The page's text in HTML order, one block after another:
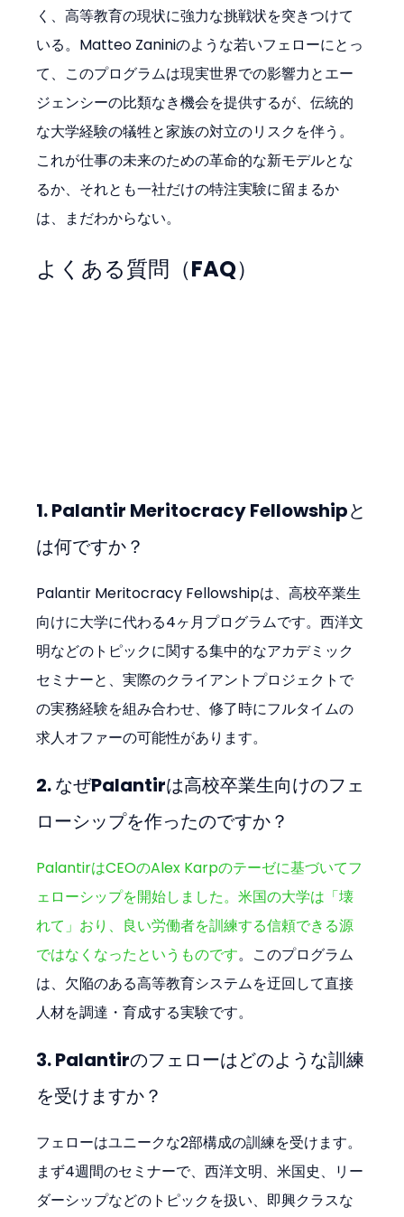
く、高等教育の現状に強力な挑戦状を突きつけて
いる。Matteo Zaniniのような若いフェローにとっ
て、このプログラムは現実世界での影響力とエー
ジェンシーの比類なき機会を提供するが、伝統的
な大学経験の犠牲と家族の対立のリスクを伴う。
これが仕事の未来のための革命的な新モデルとな
るか、それとも一社だけの特注実験に留まるか
は、まだわからない。
よくある質問（FAQ）
1. Palantir Meritocracy Fellowshipと
は何ですか？
Palantir Meritocracy Fellowshipは、高校卒業生
向けに大学に代わる4ヶ月プログラムです。西洋文
明などのトピックに関する集中的なアカデミック
セミナーと、実際のクライアントプロジェクトで
の実務経験を組み合わせ、修了時にフルタイムの
求人オファーの可能性があります。
2. なぜPalantirは高校卒業生向けのフェ
ローシップを作ったのですか？
PalantirはCEOのAlex Karpのテーゼに基づいてフ
ェローシップを開始しました。米国の大学は「壊
れて」おり、良い労働者を訓練する信頼できる源
ではなくなったというものです。このプログラム
は、欠陥のある高等教育システムを迂回して直接
人材を調達・育成する実験です。
3. Palantirのフェローはどのような訓練
を受けますか？
フェローはユニークな2部構成の訓練を受けます。
まず4週間のセミナーで、西洋文明、米国史、リー
ダーシップなどのトピックを扱い、即興クラスな